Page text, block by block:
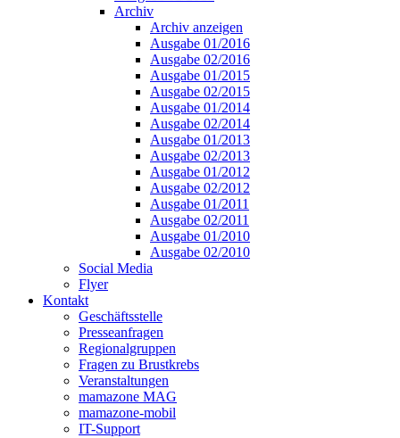
Archiv
Archiv anzeigen
Ausgabe 01/2016
Ausgabe 02/2016
Ausgabe 01/2015
Ausgabe 02/2015
Ausgabe 01/2014
Ausgabe 02/2014
Ausgabe 01/2013
Ausgabe 02/2013
Ausgabe 01/2012
Ausgabe 02/2012
Ausgabe 01/2011
Ausgabe 02/2011
Ausgabe 01/2010
Ausgabe 02/2010
Social Media
Flyer
Kontakt
Geschäftsstelle
Presseanfragen
Regionalgruppen
Fragen zu Brustkrebs
Veranstaltungen
mamazone MAG
mamazone-mobil
IT-Support